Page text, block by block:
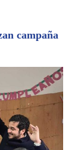
campaña